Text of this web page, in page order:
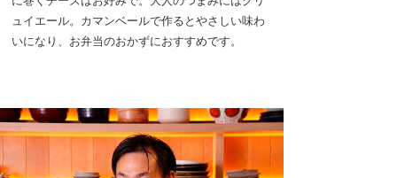
ュイエール。カマンベールで作るとやさしい味わ
いになり、お弁当のおかずにおすすめです。